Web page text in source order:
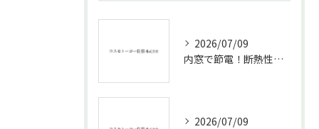
2026/07/09
内窓で節電！断熱性能と補助金活用法
2026/07/09